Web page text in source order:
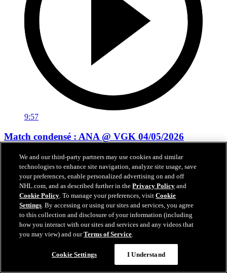
9:57
Match condensé : ANA @ VGK 04/05/2026
Match no 2 condensé : Ducks vs Golden Knights 04/05/2026
05 mai 2026
We and our third-party partners may use cookies and similar
technologies to enhance site navigation, analyze site usage, save
your preferences, enable personalized advertising on and off
NHL.com, and as described further in thePrivacy Policy and
Cookie Policy. To manage your preferences, visitCookie
Settings. By accessing or using our sites and services, you agree
to this collection and disclosure of your information (including
how you interact with our sites and services and any videos that
you may view) and ourTerms of Service.
Cookie Settings I Understand